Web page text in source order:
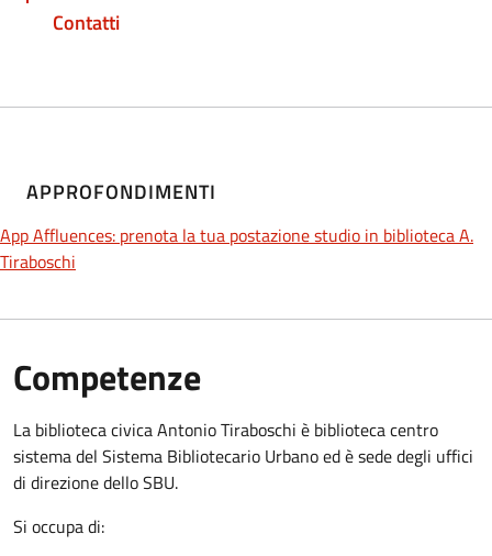
Contatti
APPROFONDIMENTI
App Affluences: prenota la tua postazione studio in biblioteca A.
Tiraboschi
Competenze
La biblioteca civica Antonio Tiraboschi è biblioteca centro
sistema del Sistema Bibliotecario Urbano ed è sede degli uffici
di direzione dello SBU.
Si occupa di: